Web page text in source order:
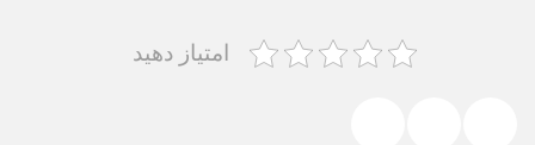
امتیاز دهید